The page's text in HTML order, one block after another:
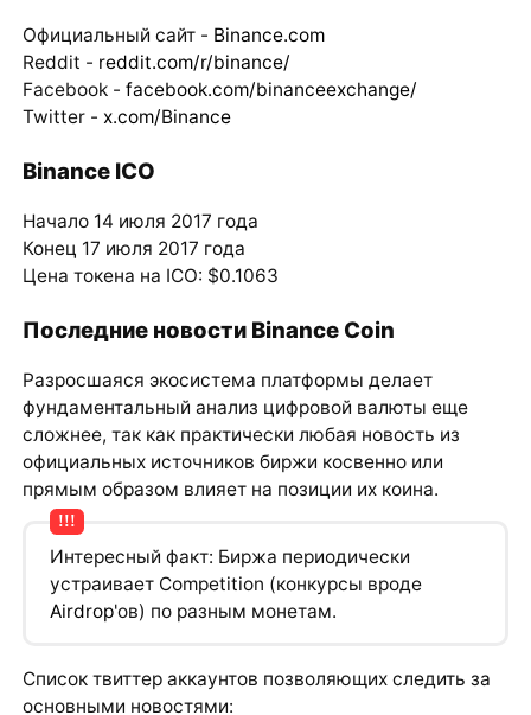
Официальный сайт - Binance.com
Reddit - reddit.com/r/binance/
Facebook - facebook.com/binanceexchange/
Twitter - x.com/Binance
Binance ICO
Начало 14 июля 2017 года
Конец 17 июля 2017 года
Цена токена на ICO: $0.1063
Последние новости Binance Coin
Разросшаяся экосистема платформы делает
фундаментальный анализ цифровой валюты еще
сложнее, так как практически любая новость из
официальных источников биржи косвенно или
прямым образом влияет на позиции их коина.
Интересный факт: Биржа периодически
устраивает Competition (конкурсы вроде
Airdrop'ов) по разным монетам.
Список твиттер аккаунтов позволяющих следить за
основными новостями: